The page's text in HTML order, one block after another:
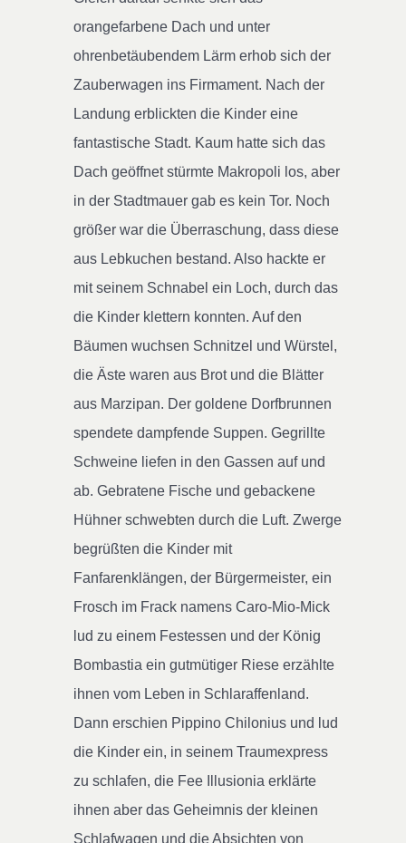
orangefarbene Dach und unter
ohrenbetäubendem Lärm erhob sich der
Zauberwagen ins Firmament. Nach der
Landung erblickten die Kinder eine
fantastische Stadt. Kaum hatte sich das
Dach geöffnet stürmte Makropoli los, aber
in der Stadtmauer gab es kein Tor. Noch
größer war die Überraschung, dass diese
aus Lebkuchen bestand. Also hackte er
mit seinem Schnabel ein Loch, durch das
die Kinder klettern konnten. Auf den
Bäumen wuchsen Schnitzel und Würstel,
die Äste waren aus Brot und die Blätter
aus Marzipan. Der goldene Dorfbrunnen
spendete dampfende Suppen. Gegrillte
Schweine liefen in den Gassen auf und
ab. Gebratene Fische und gebackene
Hühner schwebten durch die Luft. Zwerge
begrüßten die Kinder mit
Fanfarenklängen, der Bürgermeister, ein
Frosch im Frack namens Caro-Mio-Mick
lud zu einem Festessen und der König
Bombastia ein gutmütiger Riese erzählte
ihnen vom Leben in Schlaraffenland.
Dann erschien Pippino Chilonius und lud
die Kinder ein, in seinem Traumexpress
zu schlafen, die Fee Illusionia erklärte
ihnen aber das Geheimnis der kleinen
Schlafwagen und die Absichten von